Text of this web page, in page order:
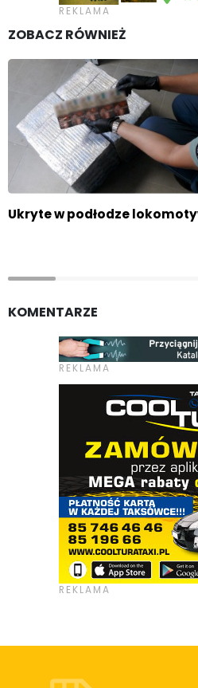
ZOBACZ RÓWNIEŻ
Ukryte w podłodze
KOMENTARZE